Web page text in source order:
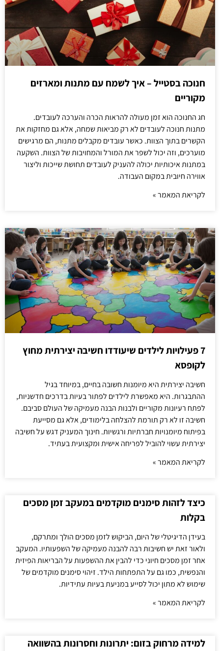
חנוכה בסטייל – איך לשמח עם מתנות ומארזים
מקוריים
חג החנוכה הוא זמן מעולה להראות הכרה והערכה לעובדים.
מתנות חנוכה לעובדים לא רק מביאות שמחה, אלא גם מחזקות את
הקשרים בתוך הצוות. כאשר עובדים מקבלים מתנות, הם מרגישים
מוערכים, וזה יכול לשפר את המורל והמחויבות של הצוות. השקעה
במתנות איכותיות יכולה להעניק לעובדים תחושת שייכות וליצור
אווירה חיובית במקום העבודה.
לקריאת המאמר »
7 פעילויות לילדים שיעודדו חשיבה יצירתית מחוץ
לקופסא
חשיבה יצירתית היא מיומנות חשובה בחיים, במיוחד בגיל
ההתבגרות. היא מאפשרת לילדים לפתור בעיות בדרכים חדשניות,
לפתח רעיונות מקוריים ולבנות הבנה מעמיקה של העולם סביבם.
חשיבה זו לא רק תורמת להצלחה בלימודים, אלא גם מסייעת
בפיתוח מיומנויות חברתיות ורגשיות. חינוך המעניק דגש על חשיבה
יצירתית עשוי להוביל לפריחה אישית ומקצועית בעתיד.
לקריאת המאמר »
כיצד לזהות סימנים מוקדמים במעקב זמן מסכים
בקלות
בעידן הדיגיטלי של היום, הביקוש לזמן מסכים הולך ומתרקם,
ולאור זאת יש חשיבות רבה להבנה מעמיקה של השפעותיו. המעקב
אחר זמן מסכים חיוני כדי להבין את ההשפעות על הבריאות הפיזית
והנפשית, כמו גם על התפתחות הילד. זיהוי סימנים מוקדמים של
שימוש לא מתון יכול לסייע במניעת בעיות עתידיות.
לקריאת המאמר »
למידה מרחוק בזום: יתרונות וחסרונות בהשוואה